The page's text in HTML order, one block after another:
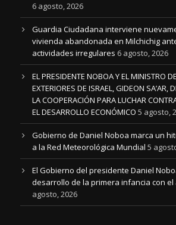
6 agosto, 2026
Guardia Ciudadana interviene
vivienda abandonada en Milchichig
actividades irregulares 6 agosto, 2026
EL PRESIDENTE NOBOA Y EL MINISTRO
EXTERIORES DE ISRAEL, GIDEON SA’AR,
LA COOPERACIÓN PARA LUCHAR
EL DESARROLLO ECONÓMICO 5 agosto,
Gobierno de Daniel Noboa marca un
a la Red Meteorológica Mundial 5
El Gobierno del presidente Daniel
desarrollo de la primera infancia con el
agosto, 2026